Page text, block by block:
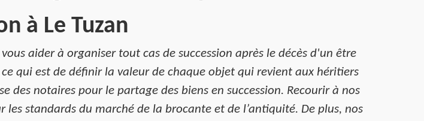
à Le Tuzan
aider à organiser tout cas de succession après le décès d'un être
qui est de définir la valeur de chaque objet qui revient aux héritiers
des notaires pour le partage des biens en succession. Recourir à nos
standards du marché de la brocante et de l’antiquité. De plus, nos